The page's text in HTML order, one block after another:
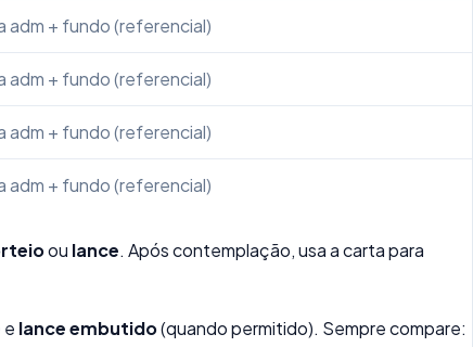
adm + fundo (referencial)
adm + fundo (referencial)
adm + fundo (referencial)
adm + fundo (referencial)
ou lance. Após contemplação, usa a carta para
e lance embutido(quando permitido). Sempre compare: